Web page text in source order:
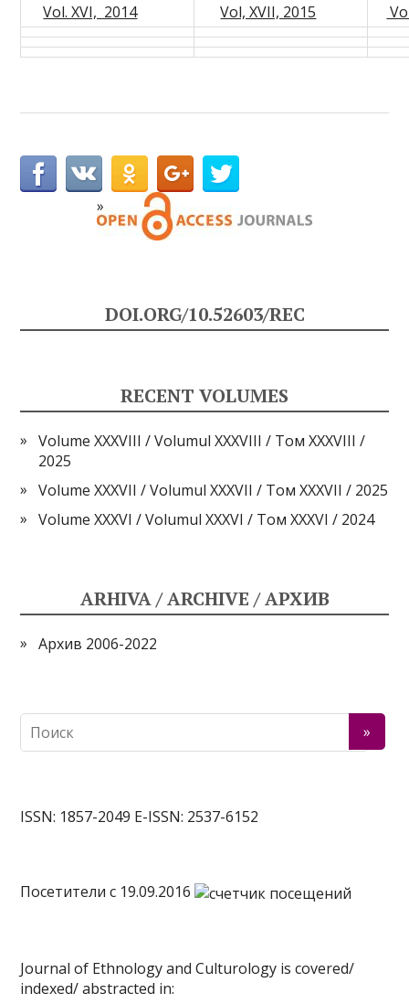
Vol. XVI, 2014 Vol, XVII, 2015
DOI.ORG/10.52603/REC
RECENT VOLUMES
Volume XXXVIII / Volumul XXXVIII / Том XXXVIII /
2025
Volume XXXVII / Volumul XXXVII / Том XXXVII / 2025
Volume XXXVI / Volumul XXXVI / Том XXXVI / 2024
ARHIVA / ARCHIVE / АРХИВ
Архив 2006-2022
ISSN: 1857-2049 E-ISSN: 2537-6152
Посетители c 19.09.2016
Journal of Ethnology and Culturology is covered/
indexed/ abstracted in: